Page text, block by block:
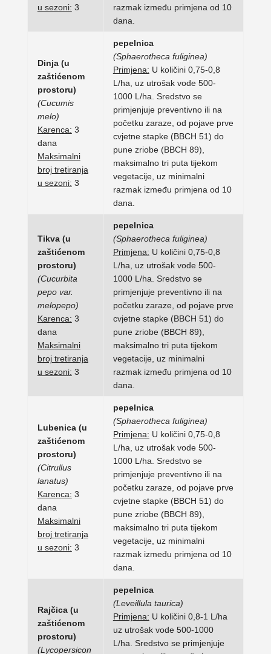
u sezoni: 3
razmak između primjena od 10
dana.
Dinja (u
zaštićenom
prostoru)
(Cucumis
melo)
Karenca: 3
dana
Maksimalni
broj tretiranja
u sezoni: 3
pepelnica
(Sphaerotheca fuliginea)
Primjena: U količini 0,75-0,8
L/ha, uz utrošak vode 500-
1000 L/ha. Sredstvo se
primjenjuje preventivno ili na
početku zaraze, od pojave prve
cvjetne stapke (BBCH 51) do
pune zriobe (BBCH 89),
maksimalno tri puta tijekom
vegetacije, uz minimalni
razmak između primjena od 10
dana.
Tikva (u
zaštićenom
prostoru)
(Cucurbita
pepo var.
melopepo)
Karenca: 3
dana
Maksimalni
broj tretiranja
u sezoni: 3
pepelnica
(Sphaerotheca fuliginea)
Primjena: U količini 0,75-0,8
L/ha, uz utrošak vode 500-
1000 L/ha. Sredstvo se
primjenjuje preventivno ili na
početku zaraze, od pojave prve
cvjetne stapke (BBCH 51) do
pune zriobe (BBCH 89),
maksimalno tri puta tijekom
vegetacije, uz minimalni
razmak između primjena od 10
dana.
Lubenica (u
zaštićenom
prostoru)
(Citrullus
lanatus)
Karenca: 3
dana
Maksimalni
broj tretiranja
u sezoni: 3
pepelnica
(Sphaerotheca fuliginea)
Primjena: U količini 0,75-0,8
L/ha, uz utrošak vode 500-
1000 L/ha. Sredstvo se
primjenjuje preventivno ili na
početku zaraze, od pojave prve
cvjetne stapke (BBCH 51) do
pune zriobe (BBCH 89),
maksimalno tri puta tijekom
vegetacije, uz minimalni
razmak između primjena od 10
dana.
Rajčica (u
zaštićenom
prostoru)
(Lycopersicon
pepelnica
(Leveillula taurica)
Primjena: U količini 0,8-1 L/ha
uz utrošak vode 500-1000
L/ha. Sredstvo se primjenjuje